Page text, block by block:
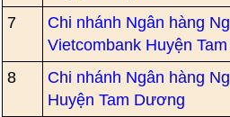
7
Chi nhánh Ngân hàng
Vietcombank Huyện
8
Chi nhánh Ngân hàng
Huyện Tam Dương